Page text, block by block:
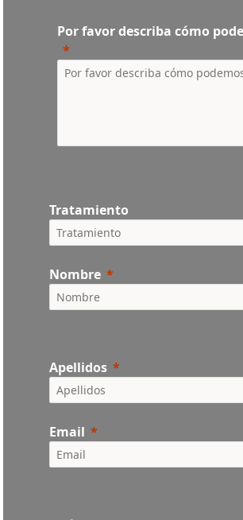
Por favor describa cómo
Tratamiento
Nombre
Apellidos
Email